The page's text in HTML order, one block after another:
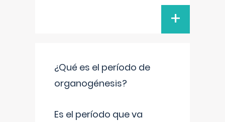
+
¿Qué es el período de
organogénesis?
Es el período que va